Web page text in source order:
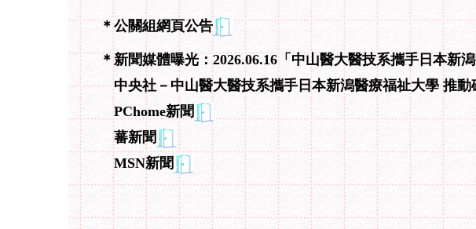
＊公關組網頁公告
＊新聞媒體曝光：2026.06.16「中山醫大醫技系攜手日本新
中央社－中山醫大醫技系攜手日本新潟醫療福祉大學 推動
PChome新聞
蕃新聞
MSN新聞